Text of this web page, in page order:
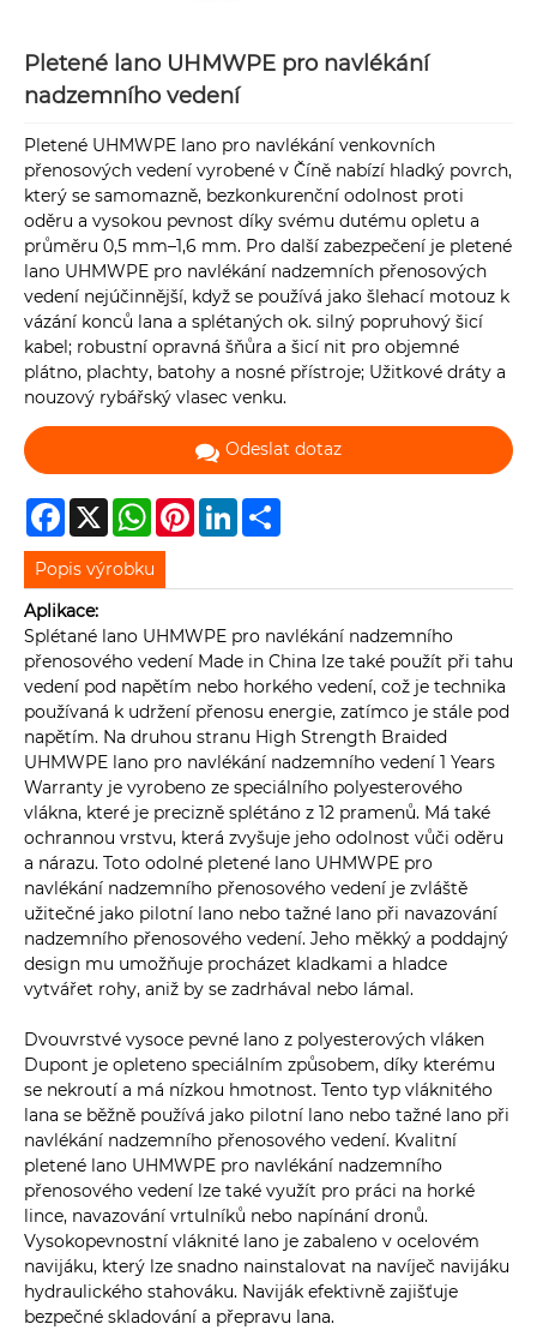
Pletené lano UHMWPE pro navlékání
nadzemního vedení
Pletené UHMWPE lano pro navlékání venkovních
přenosových vedení vyrobené v Číně nabízí hladký povrch,
který se samomazně, bezkonkurenční odolnost proti
oděru a vysokou pevnost díky svému dutému opletu a
průměru 0,5 mm–1,6 mm. Pro další zabezpečení je pletené
lano UHMWPE pro navlékání nadzemních přenosových
vedení nejúčinnější, když se používá jako šlehací motouz k
vázání konců lana a splétaných ok. silný popruhový šicí
kabel; robustní opravná šňůra a šicí nit pro objemné
plátno, plachty, batohy a nosné přístroje; Užitkové dráty a
nouzový rybářský vlasec venku.
Odeslat dotaz
Facebook
X WhatsAppPinterestLinkedIn
Popis výrobku
Aplikace:
Splétané lano UHMWPE pro navlékání nadzemního
přenosového vedení Made in China lze také použít při tahu
vedení pod napětím nebo horkého vedení, což je technika
používaná k udržení přenosu energie, zatímco je stále pod
napětím. Na druhou stranu High Strength Braided
UHMWPE lano pro navlékání nadzemního vedení 1 Years
Warranty je vyrobeno ze speciálního polyesterového
vlákna, které je precizně splétáno z 12 pramenů. Má také
ochrannou vrstvu, která zvyšuje jeho odolnost vůči oděru
a nárazu. Toto odolné pletené lano UHMWPE pro
navlékání nadzemního přenosového vedení je zvláště
užitečné jako pilotní lano nebo tažné lano při navazování
nadzemního přenosového vedení. Jeho měkký a poddajný
design mu umožňuje procházet kladkami a hladce
vytvářet rohy, aniž by se zadrhával nebo lámal.
Dvouvrstvé vysoce pevné lano z polyesterových vláken
Dupont je opleteno speciálním způsobem, díky kterému
se nekroutí a má nízkou hmotnost. Tento typ vláknitého
lana se běžně používá jako pilotní lano nebo tažné lano při
navlékání nadzemního přenosového vedení. Kvalitní
pletené lano UHMWPE pro navlékání nadzemního
přenosového vedení lze také využít pro práci na horké
lince, navazování vrtulníků nebo napínání dronů.
Vysokopevnostní vláknité lano je zabaleno v ocelovém
navijáku, který lze snadno nainstalovat na navíječ navijáku
hydraulického stahováku. Naviják efektivně zajišťuje
bezpečné skladování a přepravu lana.